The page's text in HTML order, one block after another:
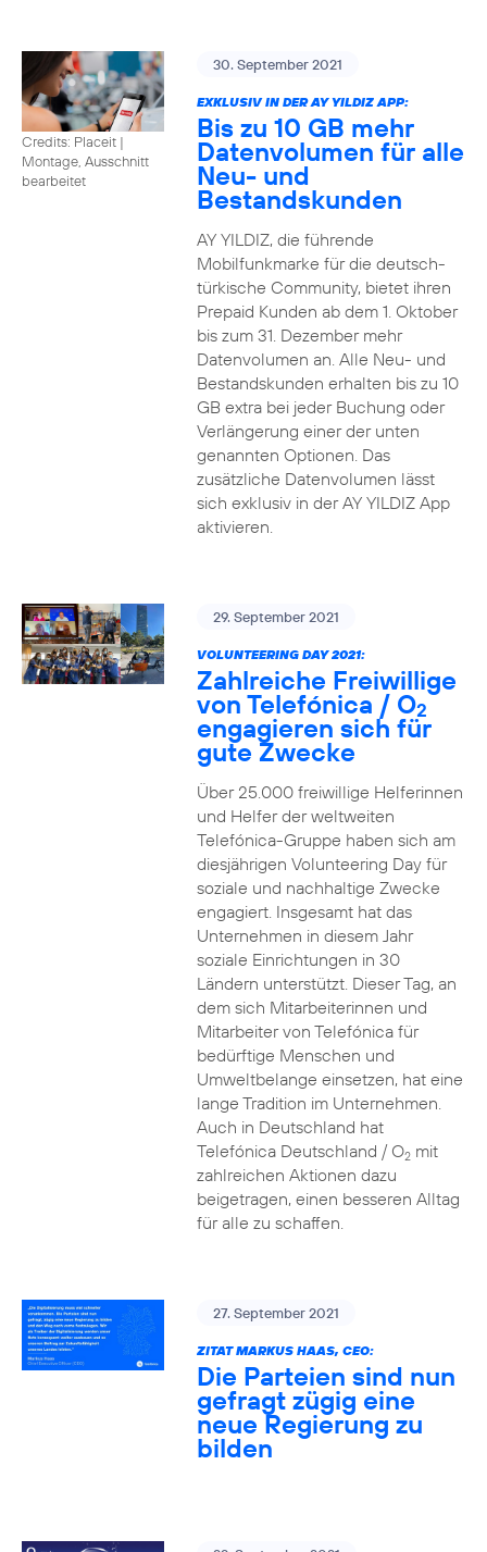
Credits: Placeit |
Montage, Ausschnitt
bearbeitet
30. September 2021
EXKLUSIV IN DER AY YILDIZ APP:
Bis zu 10 GB mehr
Datenvolumen für alle
Neu- und
Bestandskunden
AY YILDIZ, die führende
Mobilfunkmarke für die deutsch-
türkische Community, bietet ihren
Prepaid Kunden ab dem 1. Oktober
bis zum 31. Dezember mehr
Datenvolumen an. Alle Neu- und
Bestandskunden erhalten bis zu 10
GB extra bei jeder Buchung oder
Verlängerung einer der unten
genannten Optionen. Das
zusätzliche Datenvolumen lässt
sich exklusiv in der AY YILDIZ App
aktivieren.
29. September 2021
VOLUNTEERING DAY 2021:
Zahlreiche Freiwillige
von Telefónica / O2
engagieren sich für
gute Zwecke
Über 25.000 freiwillige Helferinnen
und Helfer der weltweiten
Telefónica-Gruppe haben sich am
diesjährigen Volunteering Day für
soziale und nachhaltige Zwecke
engagiert. Insgesamt hat das
Unternehmen in diesem Jahr
soziale Einrichtungen in 30
Ländern unterstützt. Dieser Tag, an
dem sich Mitarbeiterinnen und
Mitarbeiter von Telefónica für
bedürftige Menschen und
Umweltbelange einsetzen, hat eine
lange Tradition im Unternehmen.
Auch in Deutschland hat
Telefónica Deutschland / O2mit
zahlreichen Aktionen dazu
beigetragen, einen besseren Alltag
für alle zu schaffen.
27. September 2021
ZITAT MARKUS HAAS, CEO:
Die Parteien sind nun
gefragt zügig eine
neue Regierung zu
bilden